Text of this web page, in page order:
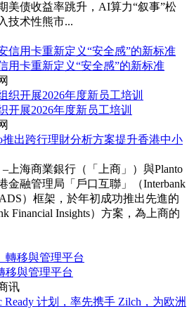
美债收益率跳升，AI算力“叙事”松
技术性熊市...
用卡重新定义“安全感”的新标准
开展2026年度新员工培训
推出跨行理財分析方案提升香港中小
上海商業銀行（「上商」）與Planto
金融管理局「戶口互聯」（Interbank
）框架，於年初成功推出先進的
Financial Insights）方案，為上商的
移與管理平台
讯
Ready 计划，率先携手 Zilch，为欧洲